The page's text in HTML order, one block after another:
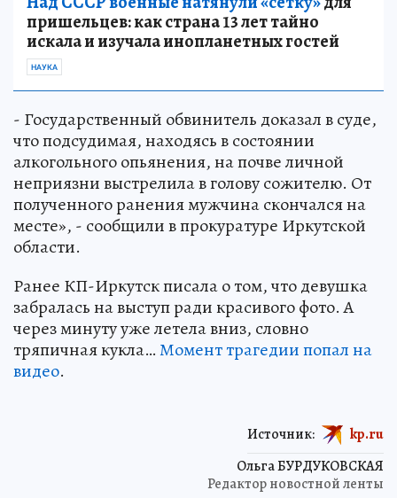
пришельцев: как страна 13 лет тайно
искала и изучала инопланетных гостей
НАУКА
- Государственный обвинитель доказал в суде,
что подсудимая, находясь в состоянии
алкогольного опьянения, на почве личной
неприязни выстрелила в голову сожителю. От
полученного ранения мужчина скончался на
месте», - сообщили в прокуратуре Иркутской
области.
Ранее КП-Иркутск писала о том, что девушка
забралась на выступ ради красивого фото. А
через минуту уже летела вниз, словно
тряпичная кукла…Момент трагедии попал на
видео.
Ольга БУРДУКОВСКАЯ
Редактор новостной ленты
Источник: kp.ru